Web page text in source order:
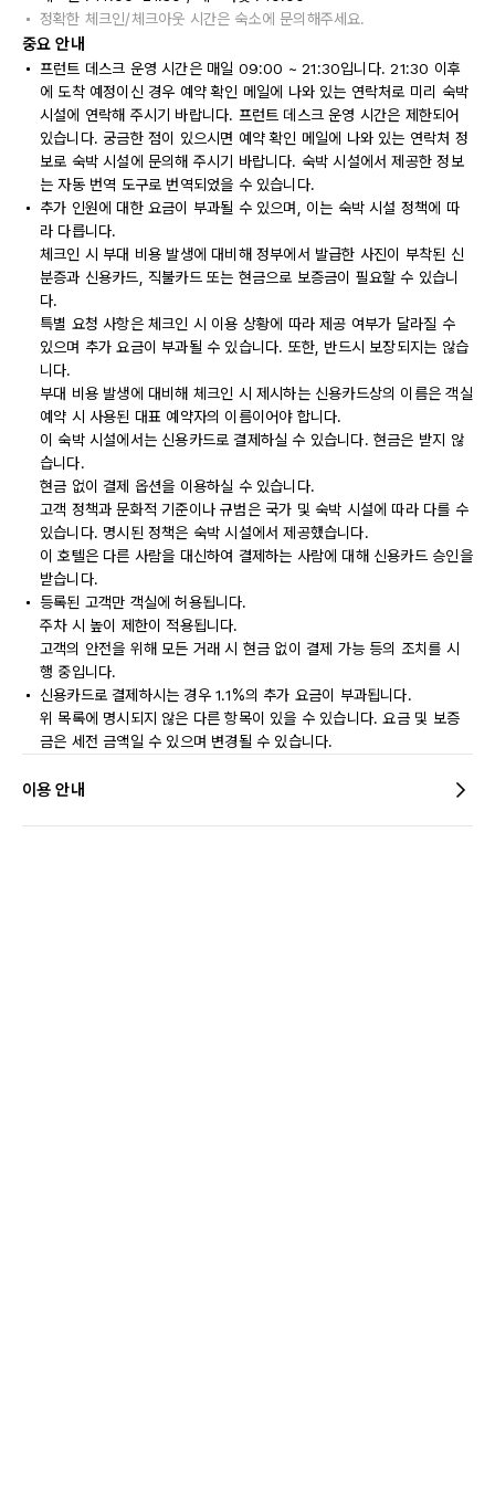
정확한 체크인/체크아웃 시간은 숙소에 문의해주세요.
중요 안내
프런트 데스크 운영 시간은 매일 09:00 ~ 21:30입니다. 21:30 이후
에 도착 예정이신 경우 예약 확인 메일에 나와 있는 연락처로 미리 숙박
시설에 연락해 주시기 바랍니다. 프런트 데스크 운영 시간은 제한되어
있습니다. 궁금한 점이 있으시면 예약 확인 메일에 나와 있는 연락처 정
보로 숙박 시설에 문의해 주시기 바랍니다. 숙박 시설에서 제공한 정보
는 자동 번역 도구로 번역되었을 수 있습니다.
추가 인원에 대한 요금이 부과될 수 있으며, 이는 숙박 시설 정책에 따
라 다릅니다.
체크인 시 부대 비용 발생에 대비해 정부에서 발급한 사진이 부착된 신
분증과 신용카드, 직불카드 또는 현금으로 보증금이 필요할 수 있습니
다.
특별 요청 사항은 체크인 시 이용 상황에 따라 제공 여부가 달라질 수
있으며 추가 요금이 부과될 수 있습니다. 또한, 반드시 보장되지는 않습
니다.
부대 비용 발생에 대비해 체크인 시 제시하는 신용카드상의 이름은 객실
예약 시 사용된 대표 예약자의 이름이어야 합니다.
이 숙박 시설에서는 신용카드로 결제하실 수 있습니다. 현금은 받지 않
습니다.
현금 없이 결제 옵션을 이용하실 수 있습니다.
고객 정책과 문화적 기준이나 규범은 국가 및 숙박 시설에 따라 다를 수
있습니다. 명시된 정책은 숙박 시설에서 제공했습니다.
이 호텔은 다른 사람을 대신하여 결제하는 사람에 대해 신용카드 승인을
받습니다.
등록된 고객만 객실에 허용됩니다.
주차 시 높이 제한이 적용됩니다.
고객의 안전을 위해 모든 거래 시 현금 없이 결제 가능 등의 조치를 시
행 중입니다.
신용카드로 결제하시는 경우 1.1%의 추가 요금이 부과됩니다.
위 목록에 명시되지 않은 다른 항목이 있을 수 있습니다. 요금 및 보증
금은 세전 금액일 수 있으며 변경될 수 있습니다.
이용 안내